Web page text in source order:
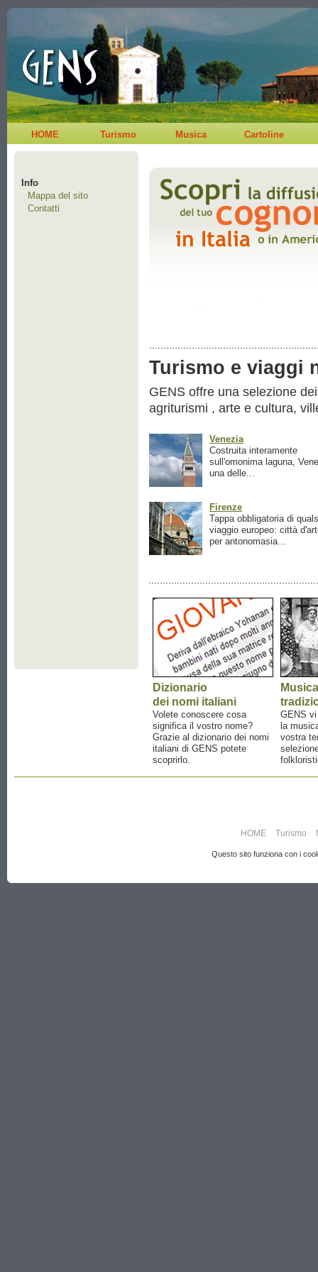
HOME Turismo Musica Cartoline
Info
Mappa del sito
Contatti
Turismo e viaggi
GENS offre una selezione
agriturismi , arte e cultura,
Venezia
Costruita interamente
sull'omonima laguna,
una delle...
Firenze
Tappa obbligatoria di
viaggio europeo: città
per antonomasia...
Dizionario
dei nomi italiani
Volete conoscere cosa
significa il vostro nome?
Grazie al dizionario dei nomi
italiani di GENS potete
scoprirlo.
Musica
GENS
la
vostra
HOME Turismo
Questo sito funziona con i